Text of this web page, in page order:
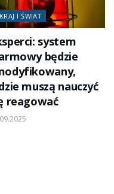
KRAJ I ŚWIAT
system
będzie
muszą nauczyć
reagować